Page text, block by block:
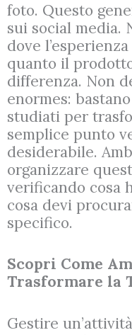
foto. Questo
sui social media.
dove
quanto il
differenza. Non
enormes:
studiati per
semplice punto
desiderabile.
organizzare
verificando cosa
cosa devi
specifico.
Scopri Come
Trasformare la
Gestire